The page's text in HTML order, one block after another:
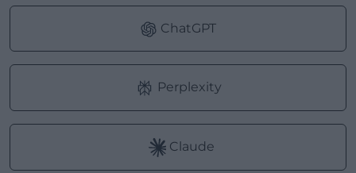
ChatGPT
Perplexity
Claude